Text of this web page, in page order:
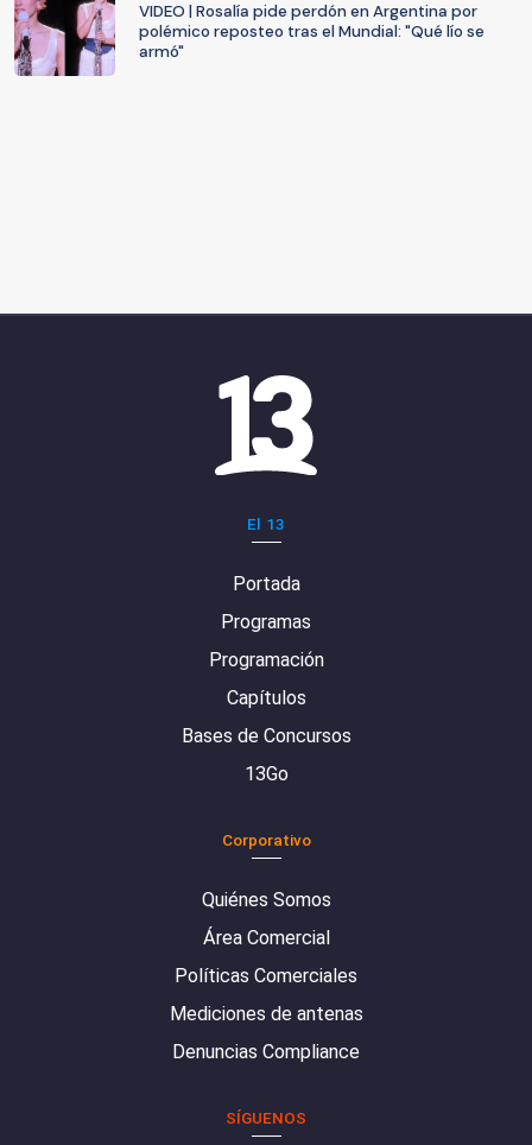
VIDEO | Rosalía pide perdón en Argentina por
polémico reposteo tras el Mundial: "Qué lío se
armó"
El 13
Portada
Programas
Programación
Capítulos
Bases de Concursos
13Go
Corporativo
Quiénes Somos
Área Comercial
Políticas Comerciales
Mediciones de antenas
Denuncias Compliance
SÍGUENOS